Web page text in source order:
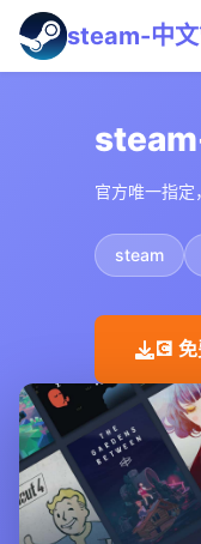
steam-中
官方唯一指
steam
💽